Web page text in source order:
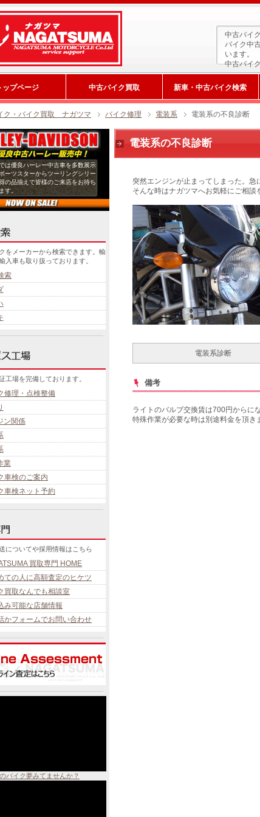
中古バイ
バイク中
います。
中古バイ
ップページ 中古バイク買取 新車・中古バイク検索
ク・バイク買取 ナガツマ バイク修理 電装系 電装系の不良診断
電装系の不良診断
突然エンジンが止まってしまった。急
そんな時はナガツマへお気軽にご相談
電装系診断
備考
ライトのバルブ交換賃は700円からに
特殊作業が必要な時は別途料金を頂き
は優良ハーレー中古車を多数展示
ーツスターからツーリングシリー
の品揃えで皆様のご来店をお待ち
す。
新車検索
をメーカーから検索できます。輸
入車も取り扱っております。
索
サービス工場
工場を完備しております。
修理・点検整備
ン関係
業
車検のご案内
車検ネット予約
についてや採用情報はこちら
買取専門 HOME
ての人に高額査定のヒケツ
買取なんでも相談室
み可能な店舗情報
かフォームでお問い合わせ
バイク夢みてませんか？